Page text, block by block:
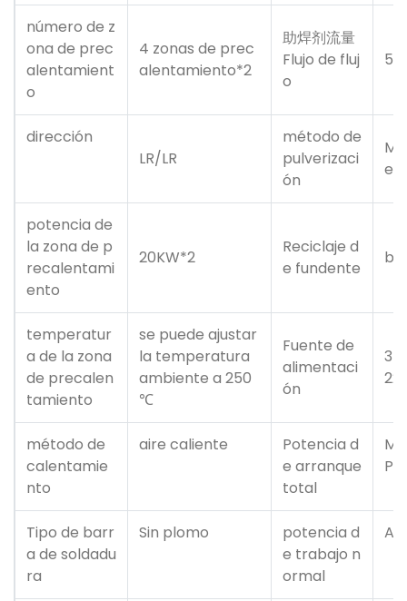
número de z
ona de prec
alentamient
o
4 zonas de prec
alentamiento*2
助焊剂流量
Flujo de fluj
o
dirección
LR/LR
método de
pulverizaci
ón
e
potencia de
la zona de p
recalentami
ento
20KW*2
Reciclaje d
e fundente
temperatur
a de la zona
de precalen
tamiento
se puede ajustar
la temperatura
ambiente a 250
℃
Fuente de
alimentaci
ón
3
método de
calentamie
nto
aire caliente
Potencia d
e arranque
total
Tipo de barr
a de soldadu
ra
Sin plomo
potencia d
e trabajo n
ormal